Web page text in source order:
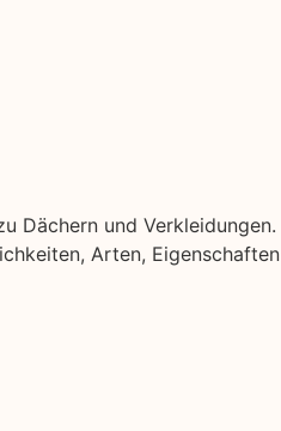
Dächern und Verkleidungen.
Arten, Eigenschaften